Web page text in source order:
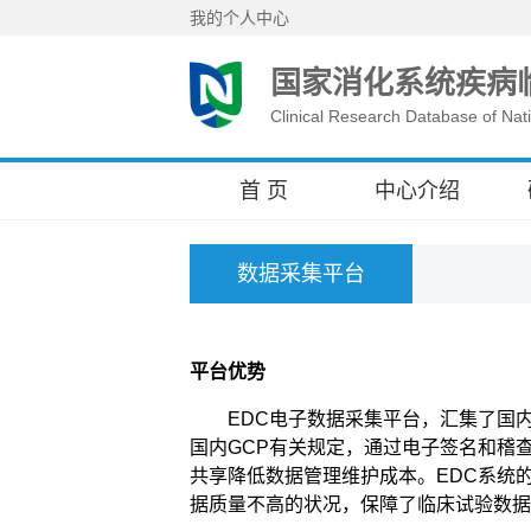
我的个人中心
国家消化系统疾
Clinical Research Database of
首 页 中心介绍
数据采集平台
平台优势
EDC电子数据采集平台，汇集了国
国内GCP有关规定，通过电子签名和稽
共享降低数据管理维护成本。EDC系统
据质量不高的状况，保障了临床试验数